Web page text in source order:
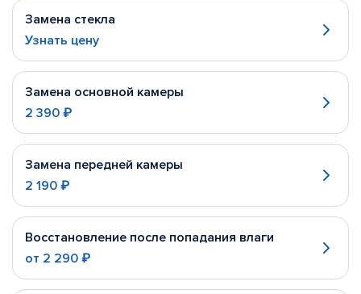
Замена стекла
Узнать цену
Замена основной камеры
2 390 ₽
Замена передней камеры
2 190 ₽
Восстановление после попадания влаги
от 2 290 ₽